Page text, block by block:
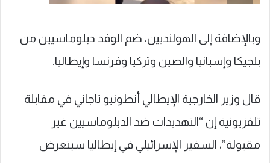
وبالإضافة إلى الهولنديين، ضم الوفد دبلوماسيين من
بلجيكا وإسبانيا والصين وتركيا وفرنسا وإيطاليا.
قال وزير الخارجية الإيطالي أنطونيو تاجاني في مقابلة
تلفزيونية إن “التهديدات ضد الدبلوماسيين غير
مقبولة”، السفير الإسرائيلي في إيطاليا سيتعرض